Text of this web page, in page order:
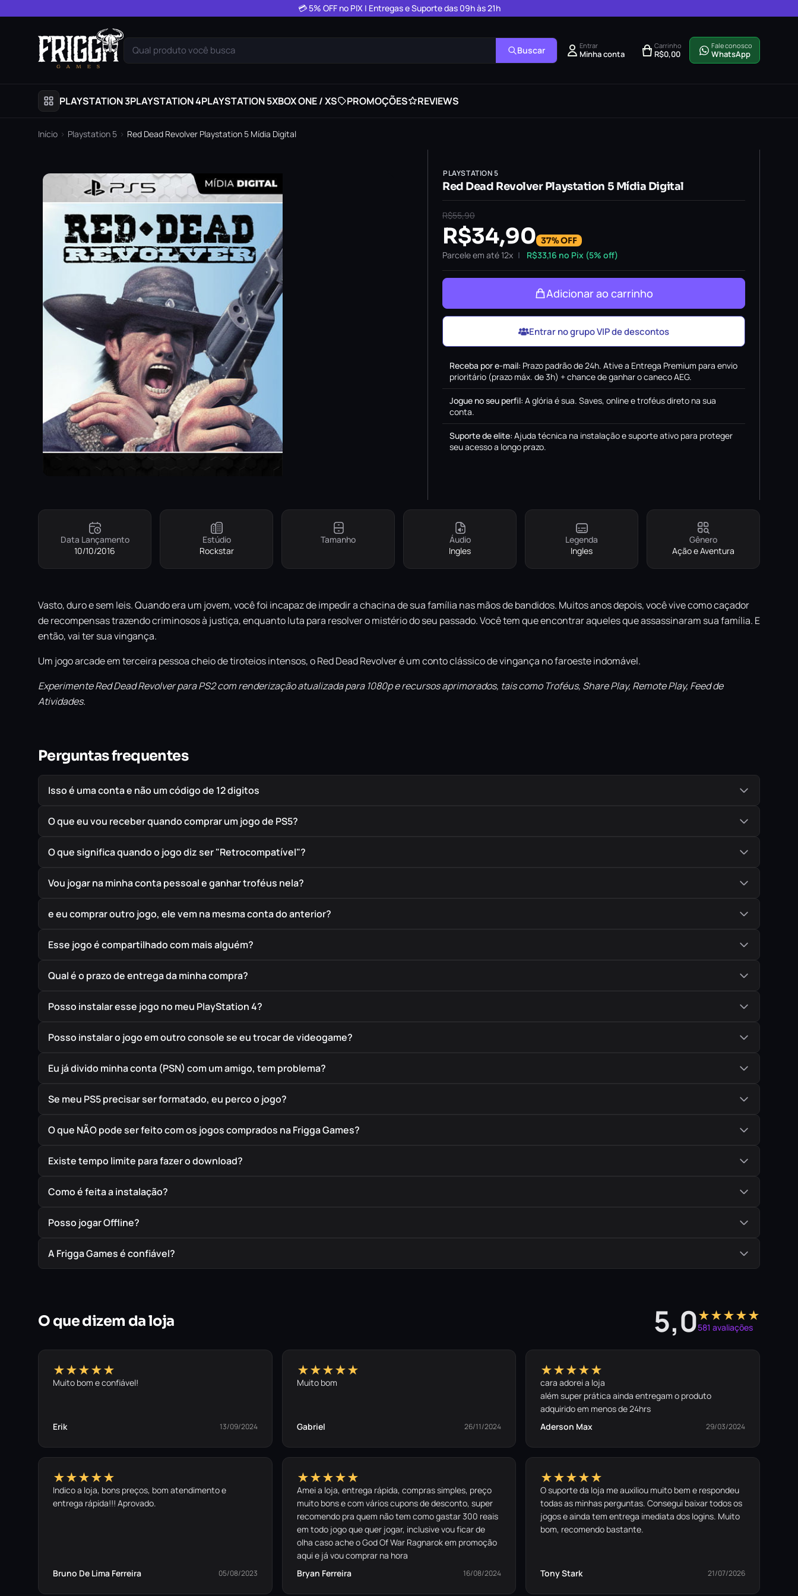
💳 5% OFF no PIX | Entregas e Suporte das 09h às 21h
Qual produto você busca Buscar Entrar
Minha conta
Carrinho
R$0,00
Fale conosco
WhatsApp
PLAYSTATION 3PLAYSTATION 4PLAYSTATION 5XBOX ONE / XS PROMOÇÕES REVIEWS
Início › Playstation 5 › Red Dead Revolver Playstation 5 Mídia Digital
PLAYSTATION 5
Red Dead Revolver Playstation 5 Mídia Digital
R$55,90
R$34,90 37% OFF
Parcele em até 12x R$33,16 no Pix (5% off)
Adicionar ao carrinho
Entrar no grupo VIP de descontos
Receba por e-mail: Prazo padrão de 24h. Ative a Entrega Premium para envio
prioritário (prazo máx. de 3h) + chance de ganhar o caneco AEG.
Jogue no seu perfil: A glória é sua. Saves, online e troféus direto na sua
conta.
Suporte de elite: Ajuda técnica na instalação e suporte ativo para proteger
seu acesso a longo prazo.
Data Lançamento
10/10/2016
Estúdio
Rockstar
Tamanho
Áudio
Ingles
Legenda
Ingles
Gênero
Ação e Aventura
Vasto, duro e sem leis. Quando era um jovem, você foi incapaz de impedir a chacina de sua família nas mãos de bandidos. Muitos anos depois, você vive como caçador
de recompensas trazendo criminosos à justiça, enquanto luta para resolver o mistério do seu passado. Você tem que encontrar aqueles que assassinaram sua família. E
então, vai ter sua vingança.
Um jogo arcade em terceira pessoa cheio de tiroteios intensos, o Red Dead Revolver é um conto clássico de vingança no faroeste indomável.
Experimente Red Dead Revolver para PS2 com renderização atualizada para 1080p e recursos aprimorados, tais como Troféus, Share Play, Remote Play, Feed de
Atividades.
Perguntas frequentes
Isso é uma conta e não um código de 12 digitos
O que eu vou receber quando comprar um jogo de PS5?
O que significa quando o jogo diz ser "Retrocompatível"?
Vou jogar na minha conta pessoal e ganhar troféus nela?
e eu comprar outro jogo, ele vem na mesma conta do anterior?
Esse jogo é compartilhado com mais alguém?
Qual é o prazo de entrega da minha compra?
Posso instalar esse jogo no meu PlayStation 4?
Posso instalar o jogo em outro console se eu trocar de videogame?
Eu já divido minha conta (PSN) com um amigo, tem problema?
Se meu PS5 precisar ser formatado, eu perco o jogo?
O que NÃO pode ser feito com os jogos comprados na Frigga Games?
Existe tempo limite para fazer o download?
Como é feita a instalação?
Posso jogar Offline?
A Frigga Games é confiável?
O que dizem da loja 5,0★★★★★
581 avaliações
★★★★★
Muito bom e confiável!
Erik 13/09/2024
★★★★★
Muito bom
Gabriel 26/11/2024
★★★★★
cara adorei a loja
além super prática ainda entregam o produto
adquirido em menos de 24hrs
Aderson Max
29/03/2024
★★★★★
Indico a loja, bons preços, bom atendimento e
entrega rápida!!! Aprovado.
Bruno De Lima Ferreira 05/08/2023
★★★★★
Amei a loja, entrega rápida, compras simples, preço
muito bons e com vários cupons de desconto, super
recomendo pra quem não tem como gastar 300 reais
em todo jogo que quer jogar, inclusive vou ficar de
olha caso ache o God Of War Ragnarok em promoção
aqui e já vou comprar na hora
Bryan Ferreira
16/08/2024
★★★★★
O suporte da loja me auxiliou muito bem e respondeu
todas as minhas perguntas. Consegui baixar todos os
jogos e ainda tem entrega imediata dos logins. Muito
bom, recomendo bastante.
Tony Stark 21/07/2026